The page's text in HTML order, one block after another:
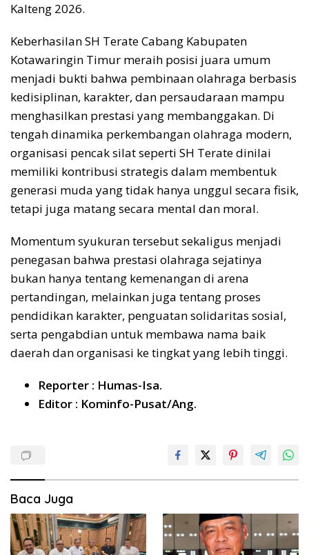
Kalteng 2026.
Keberhasilan SH Terate Cabang Kabupaten
Kotawaringin Timur meraih posisi juara umum
menjadi bukti bahwa pembinaan olahraga berbasis
kedisiplinan, karakter, dan persaudaraan mampu
menghasilkan prestasi yang membanggakan. Di
tengah dinamika perkembangan olahraga modern,
organisasi pencak silat seperti SH Terate dinilai
memiliki kontribusi strategis dalam membentuk
generasi muda yang tidak hanya unggul secara fisik,
tetapi juga matang secara mental dan moral.
Momentum syukuran tersebut sekaligus menjadi
penegasan bahwa prestasi olahraga sejatinya
bukan hanya tentang kemenangan di arena
pertandingan, melainkan juga tentang proses
pendidikan karakter, penguatan solidaritas sosial,
serta pengabdian untuk membawa nama baik
daerah dan organisasi ke tingkat yang lebih tinggi.
Reporter : Humas-Isa.
Editor : Kominfo-Pusat/Ang.
Baca Juga